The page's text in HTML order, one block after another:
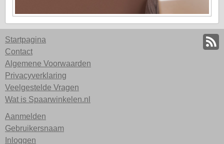
Startpagina
Contact
Algemene Voorwaarden
Privacyverklaring
Veelgestelde Vragen
Wat is Spaarwinkelen.nl
Aanmelden
Gebruikersnaam
Inloggen